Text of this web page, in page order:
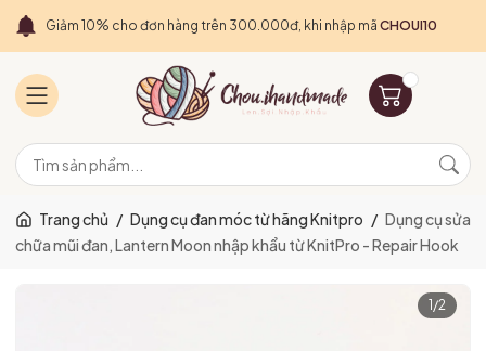
Giảm 10% cho đơn hàng trên 300.000đ, khi nhập mã CHOUI10
Trang chủ / Dụng cụ đan móc từ hãng Knitpro / Dụng cụ sửa
chữa mũi đan, Lantern Moon nhập khẩu từ KnitPro - Repair Hook
1 /2